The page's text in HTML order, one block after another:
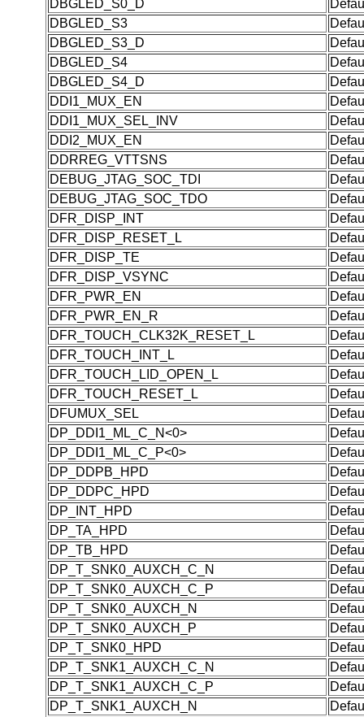
DBGLED_S0_D
DBGLED_S3
DBGLED_S3_D
DBGLED_S4
DBGLED_S4_D
DDI1_MUX_EN
DDI1_MUX_SEL_INV
DDI2_MUX_EN
DDRREG_VTTSNS
DEBUG_JTAG_SOC_TDI
DEBUG_JTAG_SOC_TDO
DFR_DISP_INT
DFR_DISP_RESET_L
DFR_DISP_TE
DFR_DISP_VSYNC
DFR_PWR_EN
DFR_PWR_EN_R
DFR_TOUCH_CLK32K_RESET_L
DFR_TOUCH_INT_L
DFR_TOUCH_LID_OPEN_L
DFR_TOUCH_RESET_L
DFUMUX_SEL
DP_DDI1_ML_C_N<0>
DP_DDI1_ML_C_P<0>
DP_DDPB_HPD
DP_DDPC_HPD
DP_INT_HPD
DP_TA_HPD
DP_TB_HPD
DP_T_SNK0_AUXCH_C_N
DP_T_SNK0_AUXCH_C_P
DP_T_SNK0_AUXCH_N
DP_T_SNK0_AUXCH_P
DP_T_SNK0_HPD
DP_T_SNK1_AUXCH_C_N
DP_T_SNK1_AUXCH_C_P
DP_T_SNK1_AUXCH_N